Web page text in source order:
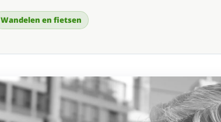
Wandelen en fietsen